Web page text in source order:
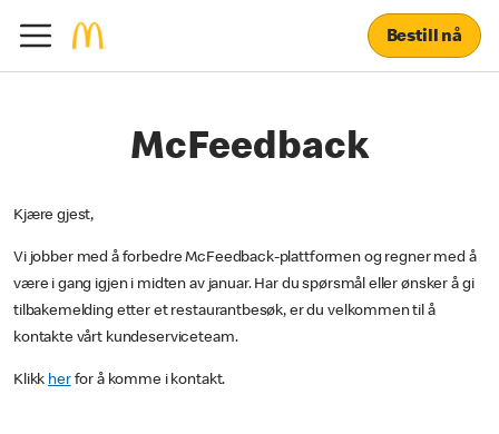
Bestill nå
McFeedback
Kjære gjest,
Vi jobber med å forbedre McFeedback-plattformen og regner med å
være i gang igjen i midten av januar. Har du spørsmål eller ønsker å gi
tilbakemelding etter et restaurantbesøk, er du velkommen til å
kontakte vårt kundeserviceteam.
Klikk herfor å komme i kontakt.